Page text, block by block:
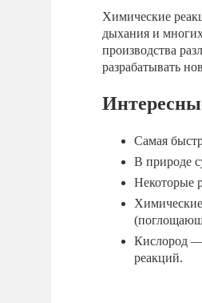
Химические
дыхания и
производства
разрабатывать
Самая
В природе
Некоторые
Кислород —
реакций.